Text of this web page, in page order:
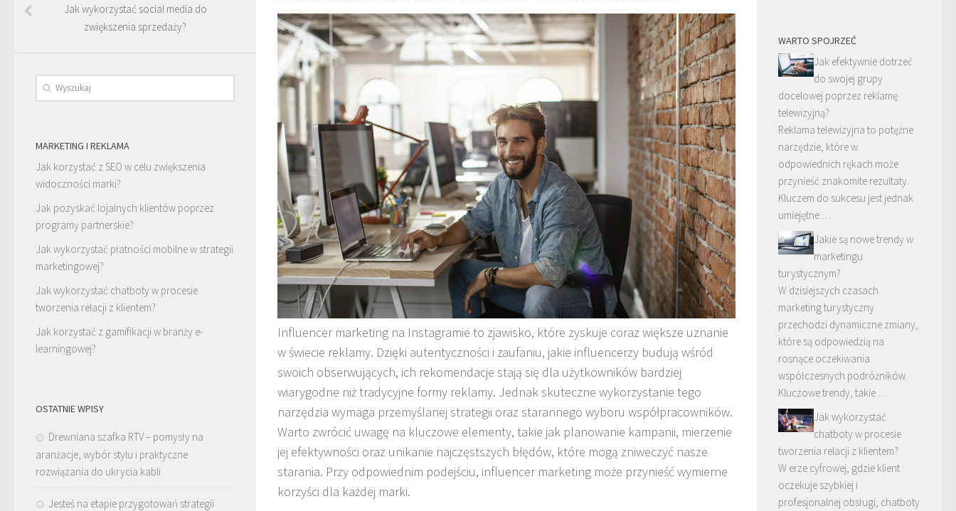
Influencer marketing na Instagramie to zjawisko, które zyskuje coraz większe uznanie
w świecie reklamy. Dzięki autentyczności i zaufaniu, jakie influencerzy budują wśród
swoich obserwujących, ich rekomendacje stają się dla użytkowników bardziej
wiarygodne niż tradycyjne formy reklamy. Jednak skuteczne wykorzystanie tego
narzędzia wymaga przemyślanej strategii oraz starannego wyboru współpracowników.
Warto zwrócić uwagę na kluczowe elementy, takie jak planowanie kampanii, mierzenie
jej efektywności oraz unikanie najczęstszych błędów, które mogą zniweczyć nasze
starania. Przy odpowiednim podejściu, influencer marketing może przynieść wymierne
korzyści dla każdej marki.
Jak wykorzystać social media do
zwiększenia sprzedaży?
MARKETING I REKLAMA
Jak korzystać z SEO w celu zwiększenia
widoczności marki?
Jak pozyskać lojalnych klientów poprzez
programy partnerskie?
Jak wykorzystać płatności mobilne w strategii
marketingowej?
Jak wykorzystać chatboty w procesie
tworzenia relacji z klientem?
Jak korzystać z gamifikacji w branży e-
learningowej?
OSTATNIE WPISY
Drewniana szafka RTV – pomysły na
aranżacje, wybór stylu i praktyczne
rozwiązania do ukrycia kabli
Jesteś na etapie przygotowań strategii
WARTO SPOJRZEĆ
Jak efektywnie dotrzeć
do swojej grupy
docelowej poprzez reklamę
telewizyjną?
Reklama telewizyjna to potężne
narzędzie, które w
odpowiednich rękach może
przynieść znakomite rezultaty.
Kluczem do sukcesu jest jednak
umiejętne …
Jakie są nowe trendy w
marketingu
turystycznym?
W dzisiejszych czasach
marketing turystyczny
przechodzi dynamiczne zmiany,
które są odpowiedzią na
rosnące oczekiwania
współczesnych podróżników.
Kluczowe trendy, takie …
Jak wykorzystać
chatboty w procesie
tworzenia relacji z klientem?
W erze cyfrowej, gdzie klient
oczekuje szybkiej i
profesjonalnej obsługi, chatboty